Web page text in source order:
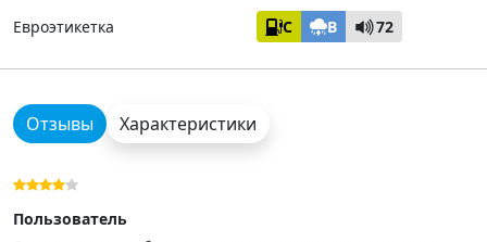
Евроэтикетка C B 72
Отзывы Характеристики
Пользователь